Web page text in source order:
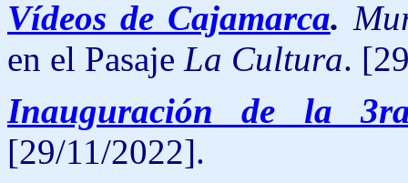
Vídeos de Cajamarca.
en el Pasaje La Cultura.
Inauguración de la
[29/11/2022].